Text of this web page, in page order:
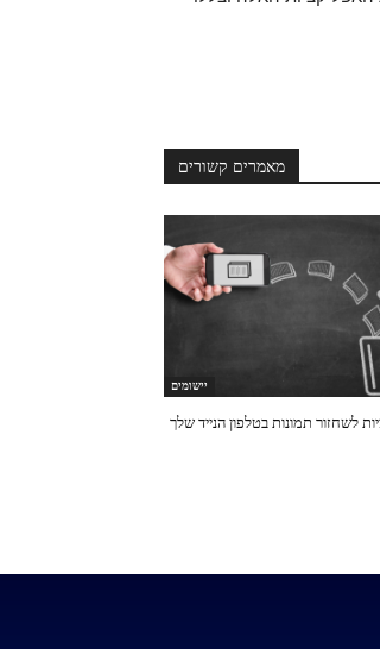
מאמרים קשורים
יישומים
לשחזור תמונות בטלפון הנייד שלך